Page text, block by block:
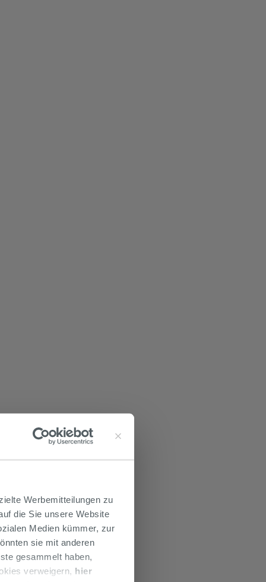
Werbemitteilungen zu
die Sie unsere Website
Medien kümmer, zur
sie mit anderen
gesammelt haben,
verweigern, hier